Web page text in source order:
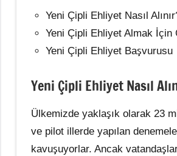
Yeni Çipli Ehliyet Nasıl
Yeni Çipli Ehliyet Almak
Yeni Çipli Ehliyet Başvurusu
Yeni Çipli Ehliyet Nasıl
Ülkemizde yaklaşık olarak 23
ve pilot illerde yapılan
kavuşuyorlar. Ancak